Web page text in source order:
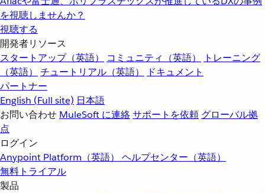
を視聴しませんか？
視聴する
開発者リソース
スタートアップ（英語）
コミュニティ（英語）
トレーニング
（英語）
チュートリアル（英語）
ドキュメント
パートナー
English (Full site) 日本語
お問い合わせ MuleSoft に連絡サポートを依頼 グローバル拠
点
ログイン
Anypoint Platform（英語） ヘルプセンター（英語）
無料トライアル
製品